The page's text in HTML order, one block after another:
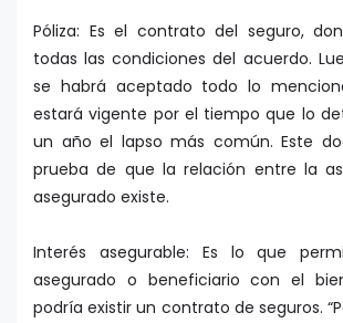
Póliza: Es el contrato del seguro,
todas las condiciones del acuerdo.
se habrá aceptado todo lo
estará vigente por el tiempo que lo
un año el lapso más común. Este
prueba de que la relación entre la
asegurado existe.
Interés asegurable: Es lo que
asegurado o beneficiario con el
podría existir un contrato de seguros.